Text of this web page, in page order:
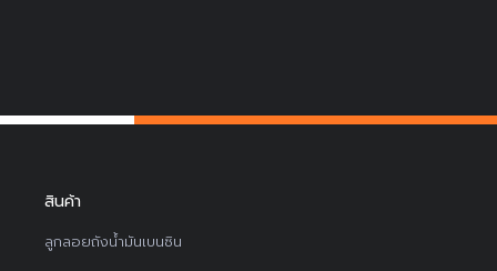
สินค้า
ลูกลอยถังน้ำมันเบนซิน